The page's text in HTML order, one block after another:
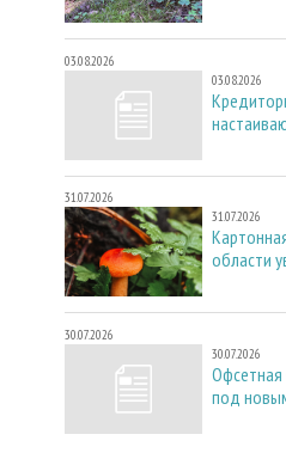
03.08.2026
03.08.2026
31.07.2026
31.07.2026
области
30.07.2026
30.07.2026
Офсетная
под